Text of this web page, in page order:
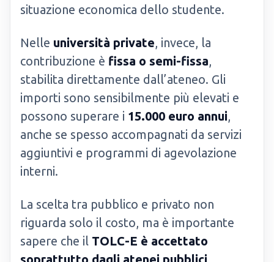
situazione economica dello studente.
Nelle università private, invece, la
contribuzione è fissa o semi-fissa,
stabilita direttamente dall’ateneo. Gli
importi sono sensibilmente più elevati e
possono superare i 15.000 euro annui,
anche se spesso accompagnati da servizi
aggiuntivi e programmi di agevolazione
interni.
La scelta tra pubblico e privato non
riguarda solo il costo, ma è importante
sapere che il TOLC-E è accettato